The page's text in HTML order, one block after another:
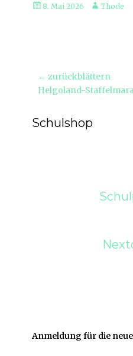
Veröffentlicht
8. Mai 2026 AutorThode
← zurückblättern
Vorheriger
Helgoland-
Schulshop
Anmeldung für die